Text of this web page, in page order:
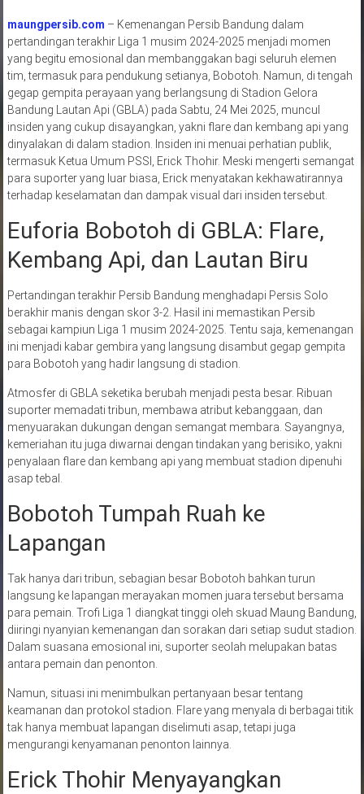
maungpersib.com – Kemenangan Persib Bandung dalam
pertandingan terakhir Liga 1 musim 2024-2025 menjadi momen
yang begitu emosional dan membanggakan bagi seluruh elemen
tim, termasuk para pendukung setianya, Bobotoh. Namun, di tengah
gegap gempita perayaan yang berlangsung di Stadion Gelora
Bandung Lautan Api (GBLA) pada Sabtu, 24 Mei 2025, muncul
insiden yang cukup disayangkan, yakni flare dan kembang api yang
dinyalakan di dalam stadion. Insiden ini menuai perhatian publik,
termasuk Ketua Umum PSSI, Erick Thohir. Meski mengerti semangat
para suporter yang luar biasa, Erick menyatakan kekhawatirannya
terhadap keselamatan dan dampak visual dari insiden tersebut.
Euforia Bobotoh di GBLA: Flare,
Kembang Api, dan Lautan Biru
Pertandingan terakhir Persib Bandung menghadapi Persis Solo
berakhir manis dengan skor 3-2. Hasil ini memastikan Persib
sebagai kampiun Liga 1 musim 2024-2025. Tentu saja, kemenangan
ini menjadi kabar gembira yang langsung disambut gegap gempita
para Bobotoh yang hadir langsung di stadion.
Atmosfer di GBLA seketika berubah menjadi pesta besar. Ribuan
suporter memadati tribun, membawa atribut kebanggaan, dan
menyuarakan dukungan dengan semangat membara. Sayangnya,
kemeriahan itu juga diwarnai dengan tindakan yang berisiko, yakni
penyalaan flare dan kembang api yang membuat stadion dipenuhi
asap tebal.
Bobotoh Tumpah Ruah ke
Lapangan
Tak hanya dari tribun, sebagian besar Bobotoh bahkan turun
langsung ke lapangan merayakan momen juara tersebut bersama
para pemain. Trofi Liga 1 diangkat tinggi oleh skuad Maung Bandung,
diiringi nyanyian kemenangan dan sorakan dari setiap sudut stadion.
Dalam suasana emosional ini, suporter seolah melupakan batas
antara pemain dan penonton.
Namun, situasi ini menimbulkan pertanyaan besar tentang
keamanan dan protokol stadion. Flare yang menyala di berbagai titik
tak hanya membuat lapangan diselimuti asap, tetapi juga
mengurangi kenyamanan penonton lainnya.
Erick Thohir Menyayangkan